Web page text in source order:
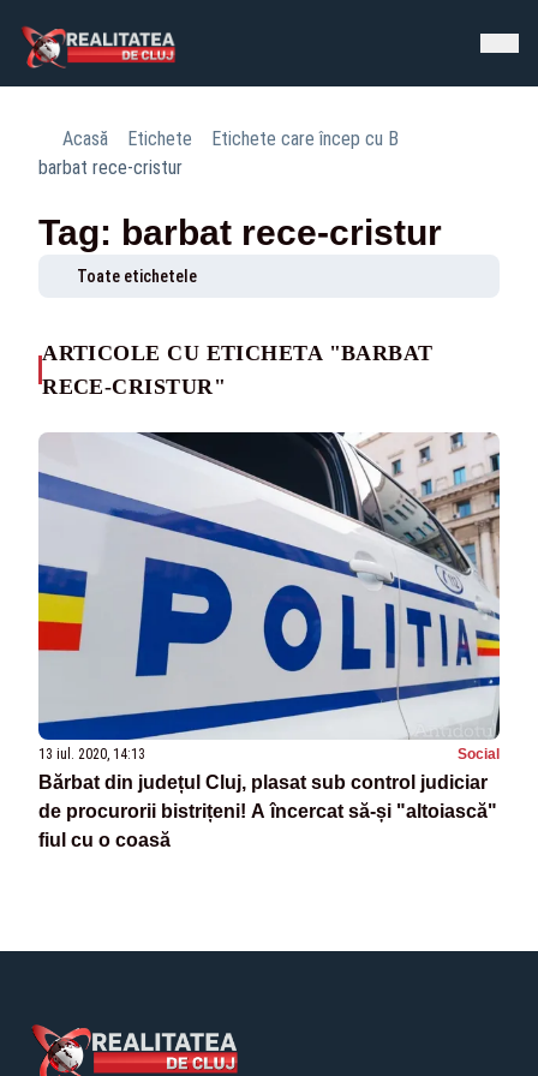
Acasă Etichete
Etichete care încep cu B
barbat rece-cristur
Tag: barbat rece-cristur
Toate etichetele
ARTICOLE CU ETICHETA "BARBAT
RECE-CRISTUR"
13 iul. 2020, 14:13 Social
Bărbat din județul Cluj, plasat sub control judiciar
de procurorii bistrițeni! A încercat să-și "altoiască"
fiul cu o coasă